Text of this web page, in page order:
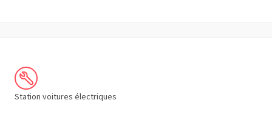
Station voitures électriques